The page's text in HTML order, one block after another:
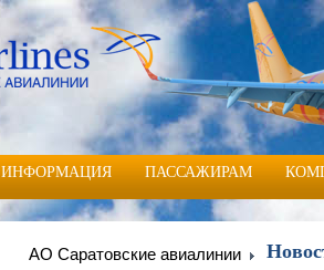
ИНФОРМАЦИЯ ПАССАЖИРАМ
АО Саратовские авиалинии